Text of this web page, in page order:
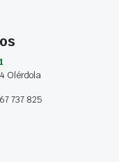
Olérdola
737 825